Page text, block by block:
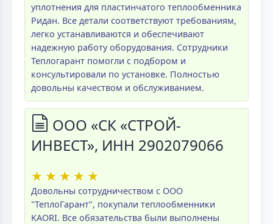
уплотнения для пластинчатого теплообменника
Ридан. Все детали соответствуют требованиям,
легко устанавливаются и обеспечивают
надежную работу оборудования. Сотрудники
Теплогарант помогли с подбором и
консультировали по установке. Полностью
довольны качеством и обслуживанием.
ООО «СК «СТРОЙ-
ИНВЕСТ», ИНН 2902079066
★ ★ ★ ★ ★
Довольны сотрудничеством с ООО
"ТеплоГарант", покупали теплообменники
KAORI. Все обязательства были выполнены